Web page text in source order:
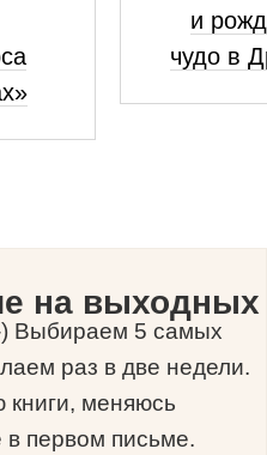
и
чудо в
на выходных
) Выбираем 5 самых
раз в две недели.
книги, меняюсь
первом письме.